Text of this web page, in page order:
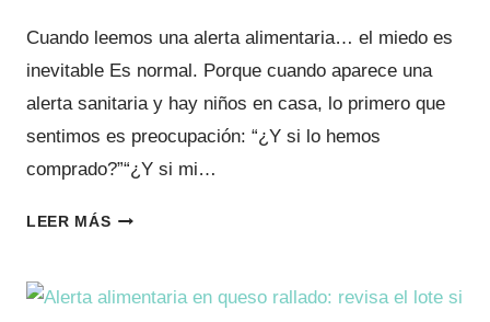
Cuando leemos una alerta alimentaria… el miedo es
inevitable Es normal. Porque cuando aparece una
alerta sanitaria y hay niños en casa, lo primero que
sentimos es preocupación: “¿Y si lo hemos
comprado?”“¿Y si mi…
LEER MÁSALERTA
SALMONELA